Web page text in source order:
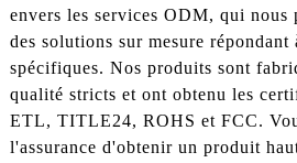
envers les services ODM, qui nous
des solutions sur mesure répondant
spécifiques. Nos produits sont
qualité stricts et ont obtenu les
ETL, TITLE24, ROHS et FCC.
l'assurance d'obtenir un produit